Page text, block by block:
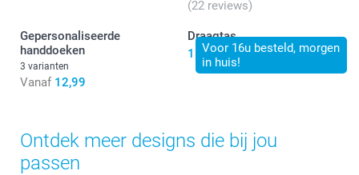
(22 reviews)
Gepersonaliseerde
handdoeken
3 varianten
Vanaf 12,99
Voor 16u besteld, morgen
in huis!
Draagtas
15,99
Ontdek meer designs die bij jou
passen